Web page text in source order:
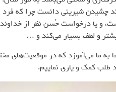
چشیدن شیرینی دانست چرا که
یا درخواست حُسن نظر از خداوند
و لطف بسیار می‌کند و …
به ما می‌آموزد که در موقعیت‌های
طلب کمک و یاری نماییم.